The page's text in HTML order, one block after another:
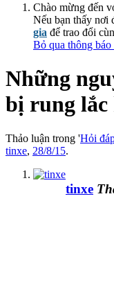
Chào mừng đến
Nếu bạn thấy nơi
gia để trao đổi
Bỏ qua thông báo
Những
bị rung lắc
Thảo luận trong 'Hỏi
tinxe, 28/8/15.
tinxe